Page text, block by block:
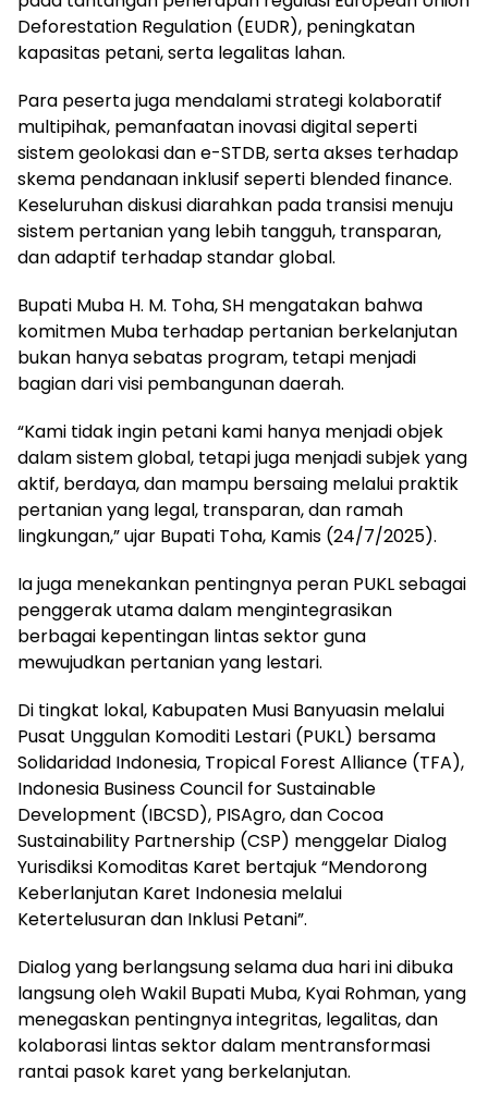
Deforestation Regulation (EUDR), peningkatan
kapasitas petani, serta legalitas lahan.
Para peserta juga mendalami strategi kolaboratif
multipihak, pemanfaatan inovasi digital seperti
sistem geolokasi dan e-STDB, serta akses terhadap
skema pendanaan inklusif seperti blended finance.
Keseluruhan diskusi diarahkan pada transisi menuju
sistem pertanian yang lebih tangguh, transparan,
dan adaptif terhadap standar global.
Bupati Muba H. M. Toha, SH mengatakan bahwa
komitmen Muba terhadap pertanian berkelanjutan
bukan hanya sebatas program, tetapi menjadi
bagian dari visi pembangunan daerah.
“Kami tidak ingin petani kami hanya menjadi objek
dalam sistem global, tetapi juga menjadi subjek yang
aktif, berdaya, dan mampu bersaing melalui praktik
pertanian yang legal, transparan, dan ramah
lingkungan,” ujar Bupati Toha, Kamis (24/7/2025).
Ia juga menekankan pentingnya peran PUKL sebagai
penggerak utama dalam mengintegrasikan
berbagai kepentingan lintas sektor guna
mewujudkan pertanian yang lestari.
Di tingkat lokal, Kabupaten Musi Banyuasin melalui
Pusat Unggulan Komoditi Lestari (PUKL) bersama
Solidaridad Indonesia, Tropical Forest Alliance (TFA),
Indonesia Business Council for Sustainable
Development (IBCSD), PISAgro, dan Cocoa
Sustainability Partnership (CSP) menggelar Dialog
Yurisdiksi Komoditas Karet bertajuk “Mendorong
Keberlanjutan Karet Indonesia melalui
Ketertelusuran dan Inklusi Petani”.
Dialog yang berlangsung selama dua hari ini dibuka
langsung oleh Wakil Bupati Muba, Kyai Rohman, yang
menegaskan pentingnya integritas, legalitas, dan
kolaborasi lintas sektor dalam mentransformasi
rantai pasok karet yang berkelanjutan.